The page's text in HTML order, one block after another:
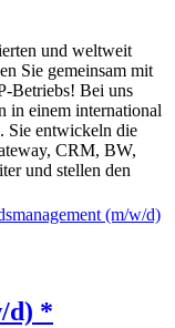
und weltweit
Sie gemeinsam mit
Betriebs! Bei uns
in einem international
Sie entwickeln die
CRM, BW,
und stellen den
d) *